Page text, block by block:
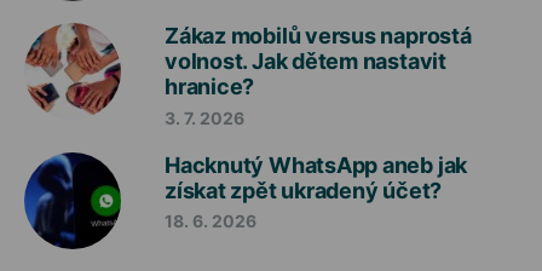
Zákaz mobilů versus naprostá
volnost. Jak dětem nastavit
hranice?
3. 7. 2026
Hacknutý WhatsApp aneb jak
získat zpět ukradený účet?
18. 6. 2026